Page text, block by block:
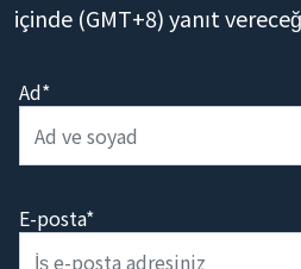
içinde (GMT+8) yanıt
Ad*
E-posta*